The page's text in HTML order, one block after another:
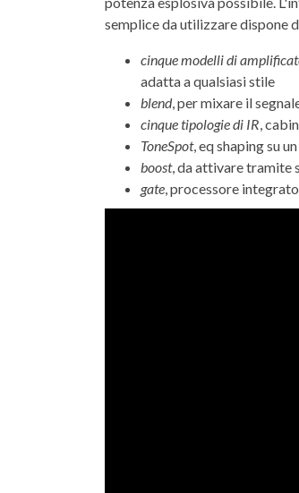
semplice da utilizzare dispone
cinque modelli di
adatta a qualsiasi stile
blend, per mixare il
cinque tipologie di IR,
ToneSpot, eq shaping su
boost, da attivare tramite
gate, processore